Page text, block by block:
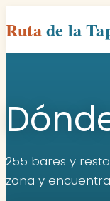
Rutade la
255 bares y
zona y